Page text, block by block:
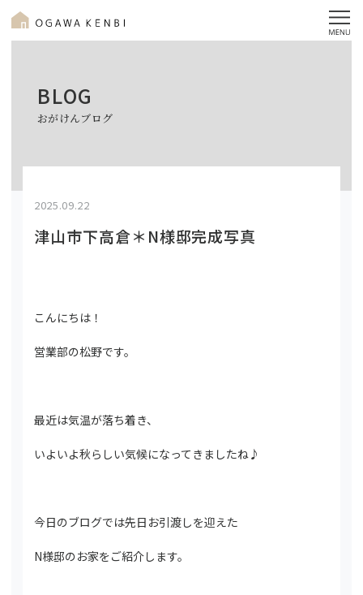
BLOG
おがけんブログ
2025.09.22
津山市下高倉＊N様邸完成写真
こんにちは！
営業部の松野です。
最近は気温が落ち着き、
いよいよ秋らしい気候になってきましたね♪
今日のブログでは先日お引渡しを迎えた
N様邸のお家をご紹介します。